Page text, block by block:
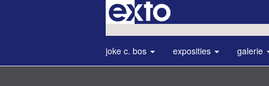
joke c. bos exposities galerie